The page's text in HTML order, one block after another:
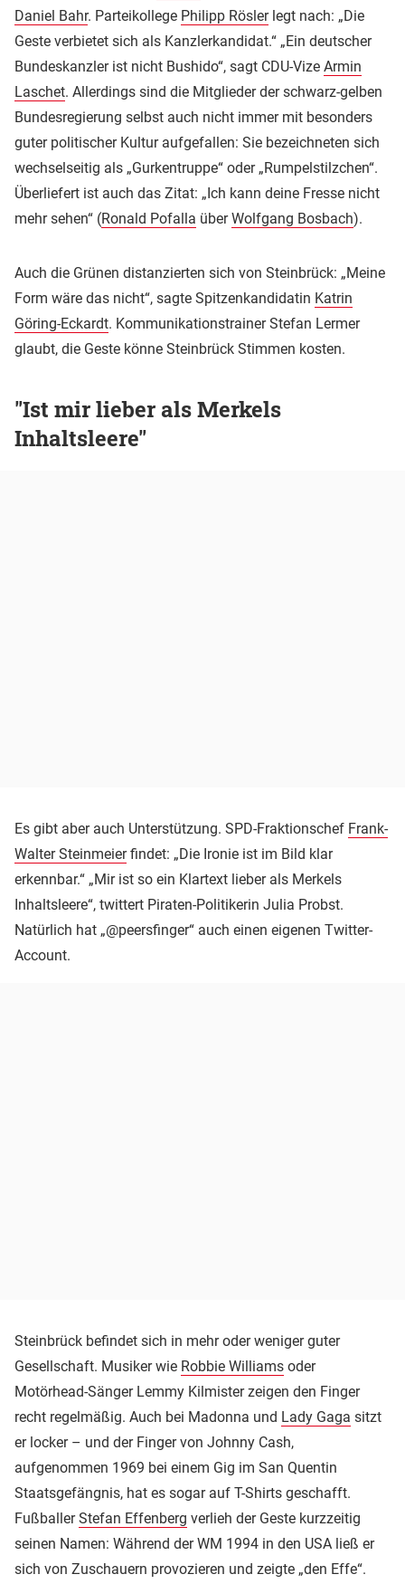
Daniel Bahr. Parteikollege Philipp Röslerlegt nach: „Die
Geste verbietet sich als Kanzlerkandidat.“ „Ein deutscher
Bundeskanzler ist nicht Bushido“, sagt CDU-Vize Armin
Laschet. Allerdings sind die Mitglieder der schwarz-gelben
Bundesregierung selbst auch nicht immer mit besonders
guter politischer Kultur aufgefallen: Sie bezeichneten sich
wechselseitig als „Gurkentruppe“ oder „Rumpelstilzchen“.
Überliefert ist auch das Zitat: „Ich kann deine Fresse nicht
mehr sehen“ (Ronald Pofalla überWolfgang Bosbach).
Auch die Grünen distanzierten sich von Steinbrück: „Meine
Form wäre das nicht“, sagte Spitzenkandidatin Katrin
Göring-Eckardt. Kommunikationstrainer Stefan Lermer
glaubt, die Geste könne Steinbrück Stimmen kosten.
"Ist mir lieber als Merkels
Inhaltsleere"
Es gibt aber auch Unterstützung. SPD-Fraktionschef Frank-
Walter Steinmeierfindet: „Die Ironie ist im Bild klar
erkennbar.“ „Mir ist so ein Klartext lieber als Merkels
Inhaltsleere“, twittert Piraten-Politikerin Julia Probst.
Natürlich hat „@peersfinger“ auch einen eigenen Twitter-
Account.
Steinbrück befindet sich in mehr oder weniger guter
Gesellschaft. Musiker wie Robbie Williams oder
Motörhead-Sänger Lemmy Kilmister zeigen den Finger
recht regelmäßig. Auch bei Madonna und Lady Gaga sitzt
er locker – und der Finger von Johnny Cash,
aufgenommen 1969 bei einem Gig im San Quentin
Staatsgefängnis, hat es sogar auf T-Shirts geschafft.
FußballerStefan Effenberg verlieh der Geste kurzzeitig
seinen Namen: Während der WM 1994 in den USA ließ er
sich von Zuschauern provozieren und zeigte „den Effe“.